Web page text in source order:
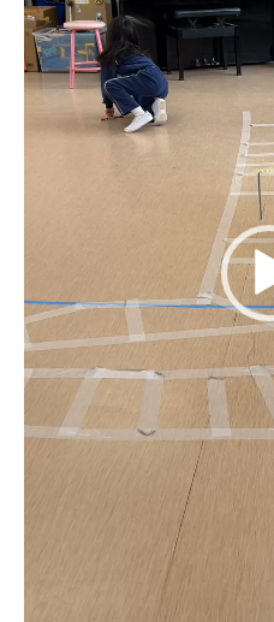
ヤ
ー